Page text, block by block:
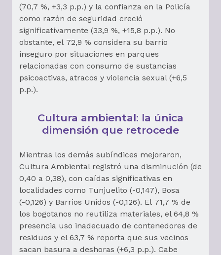
(70,7 %, +3,3 p.p.) y la confianza en la Policía
como razón de seguridad creció
significativamente (33,9 %, +15,8 p.p.). No
obstante, el 72,9 % considera su barrio
inseguro por situaciones en parques
relacionadas con consumo de sustancias
psicoactivas, atracos y violencia sexual (+6,5
p.p.).
Cultura ambiental: la única
dimensión que retrocede
Mientras los demás subíndices mejoraron,
Cultura Ambiental registró una disminución (de
0,40 a 0,38), con caídas significativas en
localidades como Tunjuelito (-0,147), Bosa
(-0,126) y Barrios Unidos (-0,126). El 71,7 % de
los bogotanos no reutiliza materiales, el 64,8 %
presencia uso inadecuado de contenedores de
residuos y el 63,7 % reporta que sus vecinos
sacan basura a deshoras (+6,3 p.p.). Cabe